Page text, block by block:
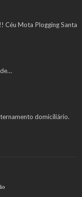
Céu Mota Plogging Santa
domiciliário.